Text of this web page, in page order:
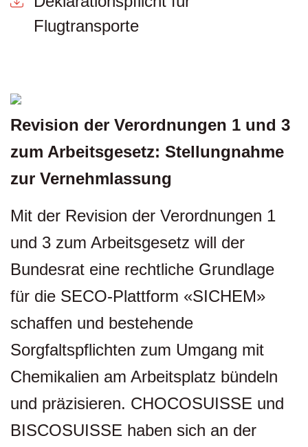
Flugtransporte
Revision der Verordnungen 1 und 3
zum Arbeitsgesetz: Stellungnahme
zur Vernehmlassung
Mit der Revision der Verordnungen 1
und 3 zum Arbeitsgesetz will der
Bundesrat eine rechtliche Grundlage
für die SECO-Plattform «SICHEM»
schaffen und bestehende
Sorgfaltspflichten zum Umgang mit
Chemikalien am Arbeitsplatz bündeln
und präzisieren. CHOCOSUISSE und
BISCOSUISSE haben sich an der